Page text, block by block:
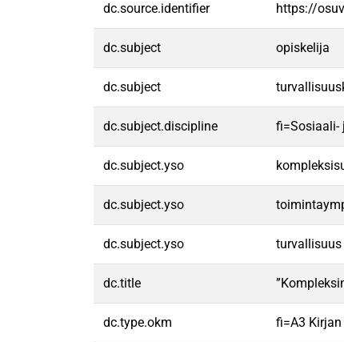
dc.source.identifier https://
dc.subject opiskelija
dc.subject
dc.subject.discipline fi=Sosiaali-
dc.subject.yso
dc.subject.yso
dc.subject.yso turvallisuus
dc.title
dc.type.okm fi=A3